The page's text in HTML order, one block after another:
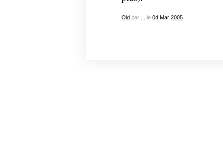
Oldpar le 04 Mar 2005